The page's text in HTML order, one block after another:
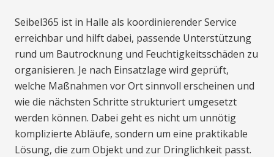
Seibel365 ist in Halle als koordinierender Service
erreichbar und hilft dabei, passende Unterstützung
rund um Bautrocknung und Feuchtigkeitsschäden zu
organisieren. Je nach Einsatzlage wird geprüft,
welche Maßnahmen vor Ort sinnvoll erscheinen und
wie die nächsten Schritte strukturiert umgesetzt
werden können. Dabei geht es nicht um unnötig
komplizierte Abläufe, sondern um eine praktikable
Lösung, die zum Objekt und zur Dringlichkeit passt.